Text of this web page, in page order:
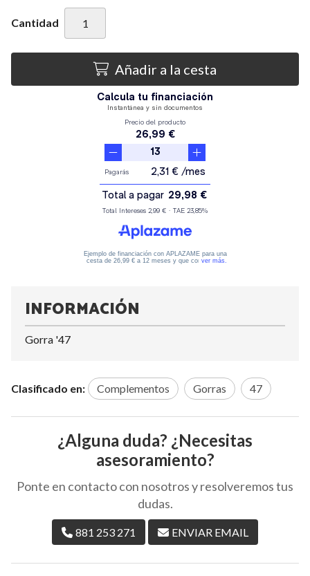
Cantidad
Añadir a la cesta
INFORMACIÓN
Gorra '47
Clasificado en: Complementos Gorras 47
¿Alguna duda? ¿Necesitas
asesoramiento?
Ponte en contacto con nosotros y resolveremos tus
dudas.
881 253 271 ENVIAR EMAIL